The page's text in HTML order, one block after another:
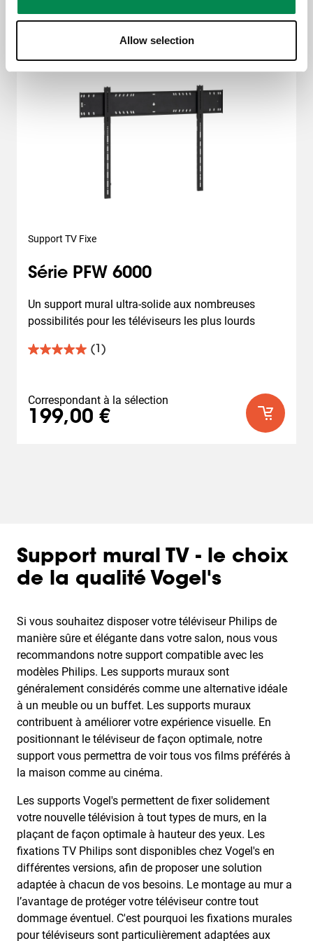
Allow selection
Support TV Fixe
Série PFW 6000
Un support mural ultra-solide aux nombreuses
possibilités pour les téléviseurs les plus lourds
(1)
5.0
étoiles.
1
avis
Correspondant à la sélection
199,00 €
Support mural TV - le choix
de la qualité Vogel's
Si vous souhaitez disposer votre téléviseur Philips de
manière sûre et élégante dans votre salon, nous vous
recommandons notre support compatible avec les
modèles Philips. Les supports muraux sont
généralement considérés comme une alternative idéale
à un meuble ou un buffet. Les supports muraux
contribuent à améliorer votre expérience visuelle. En
positionnant le téléviseur de façon optimale, notre
support vous permettra de voir tous vos films préférés à
la maison comme au cinéma.
Les supports Vogel's permettent de fixer solidement
votre nouvelle télévision à tout types de murs, en la
plaçant de façon optimale à hauteur des yeux. Les
fixations TV Philips sont disponibles chez Vogel's en
différentes versions, afin de proposer une solution
adaptée à chacun de vos besoins. Le montage au mur a
l’avantage de protéger votre téléviseur contre tout
dommage éventuel. C'est pourquoi les fixations murales
pour téléviseurs sont particulièrement adaptées aux